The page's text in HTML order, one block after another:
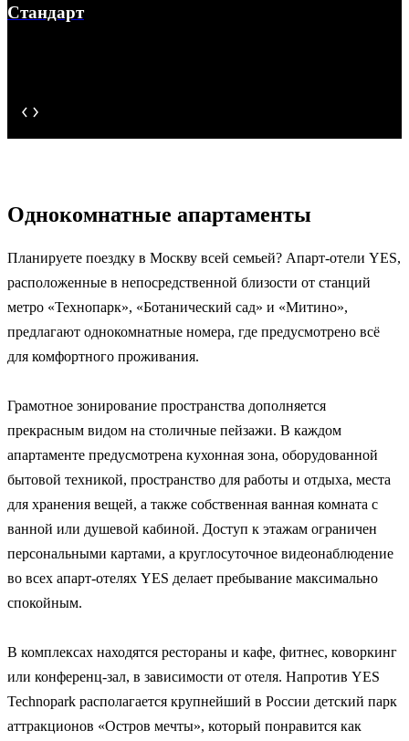
Стандарт
Однокомнатные апартаменты
Планируете поездку в Москву всей семьей? Апарт-отели YES,
расположенные в непосредственной близости от станций
метро «Технопарк», «Ботанический сад» и «Митино»,
предлагают однокомнатные номера, где предусмотрено всё
для комфортного проживания.
Грамотное зонирование пространства дополняется
прекрасным видом на столичные пейзажи. В каждом
апартаменте предусмотрена кухонная зона, оборудованной
бытовой техникой, пространство для работы и отдыха, места
для хранения вещей, а также собственная ванная комната с
ванной или душевой кабиной. Доступ к этажам ограничен
персональными картами, а круглосуточное видеонаблюдение
во всех апарт-отелях YES делает пребывание максимально
спокойным.
В комплексах находятся рестораны и кафе, фитнес, коворкинг
или конференц-зал, в зависимости от отеля. Напротив YES
Technopark располагается крупнейший в России детский парк
аттракционов «Остров мечты», который понравится как